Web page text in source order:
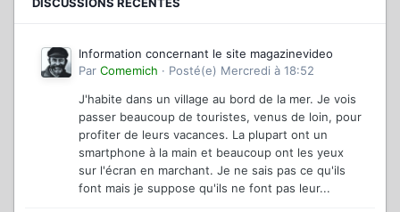
Information concernant le site magazinevideo
Par Comemich · Posté(e) Mercredi à 18:52
J'habite dans un village au bord de la mer. Je vois
passer beaucoup de touristes, venus de loin, pour
profiter de leurs vacances. La plupart ont un
smartphone à la main et beaucoup ont les yeux
sur l'écran en marchant. Je ne sais pas ce qu'ils
font mais je suppose qu'ils ne font pas leur...